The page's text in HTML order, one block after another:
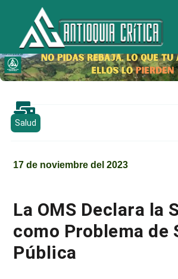

Salud
17 de noviembre del 2023
La OMS Declara la
como Problema de
Pública